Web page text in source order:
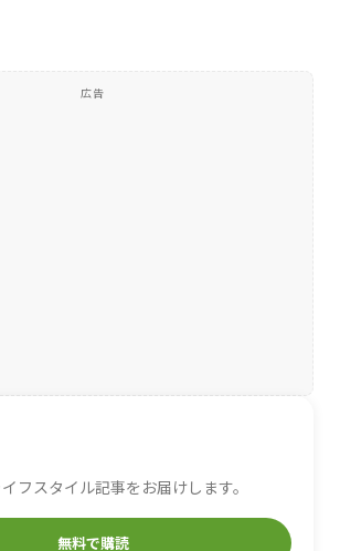
広告
フスタイル記事をお届けします。
無料で購読